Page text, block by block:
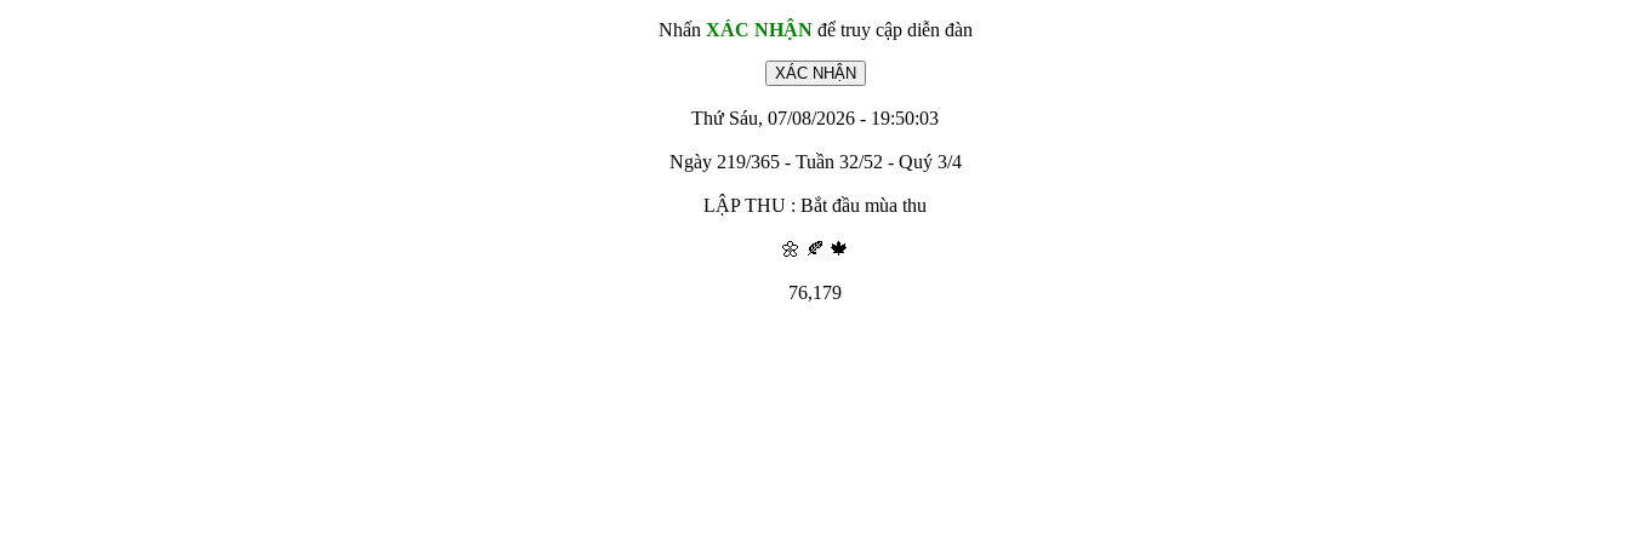
Nhấn XÁC NHẬNđể truy cập diễn đàn
Thứ Sáu, 07/08/2026 - 19:50:03
Ngày 219/365 - Tuần 32/52 - Quý 3/4
LẬP THU : Bắt đầu mùa thu
🌼 🍂 🍁
76,179